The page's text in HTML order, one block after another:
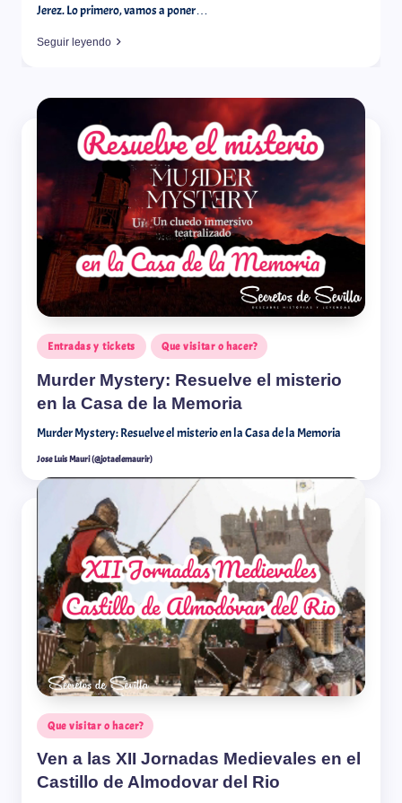
Jerez. Lo primero, vamos a poner…
Seguir leyendo
Entradas y tickets Que visitar o hacer?
Murder Mystery: Resuelve el misterio
en la Casa de la Memoria
Murder Mystery: Resuelve el misterio en la Casa de la Memoria
Jose Luis Mauri (@jotaelemaurir)
Que visitar o hacer?
Ven a las XII Jornadas Medievales en el
Castillo de Almodovar del Rio